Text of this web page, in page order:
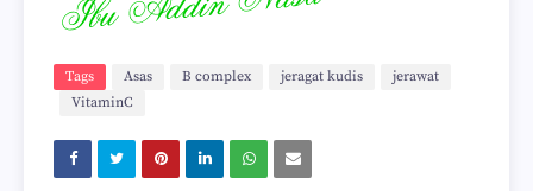
Tags Asas B complex jeragat kudis
jerawat
VitaminC